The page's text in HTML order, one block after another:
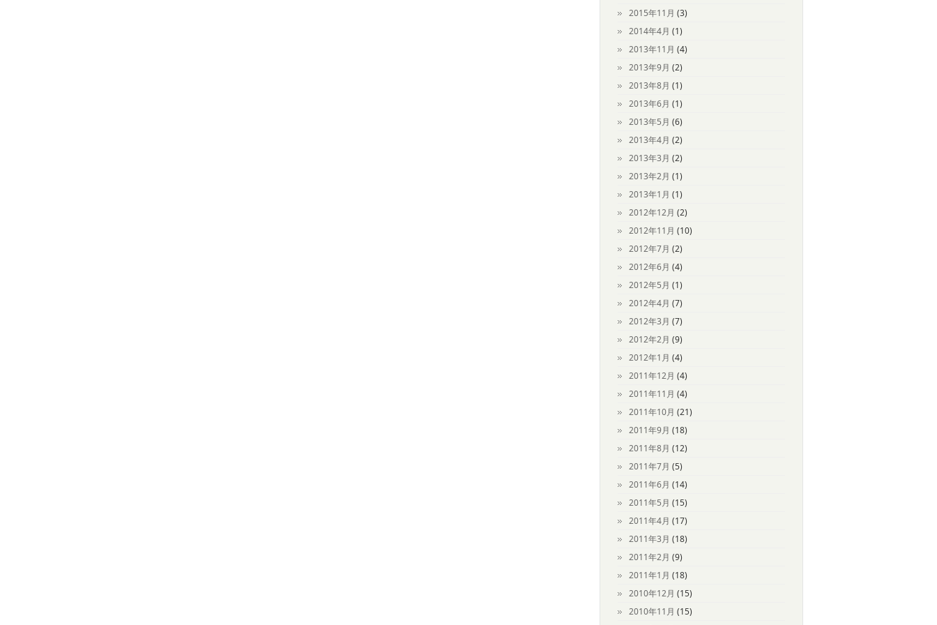
2015年11月 (3)
2014年4月 (1)
2013年11月 (4)
2013年9月 (2)
2013年8月 (1)
2013年6月 (1)
2013年5月 (6)
2013年4月 (2)
2013年3月 (2)
2013年2月 (1)
2013年1月 (1)
2012年12月 (2)
2012年11月 (10)
2012年7月 (2)
2012年6月 (4)
2012年5月 (1)
2012年4月 (7)
2012年3月 (7)
2012年2月 (9)
2012年1月 (4)
2011年12月 (4)
2011年11月 (4)
2011年10月 (21)
2011年9月 (18)
2011年8月 (12)
2011年7月 (5)
2011年6月 (14)
2011年5月 (15)
2011年4月 (17)
2011年3月 (18)
2011年2月 (9)
2011年1月 (18)
2010年12月 (15)
2010年11月 (15)